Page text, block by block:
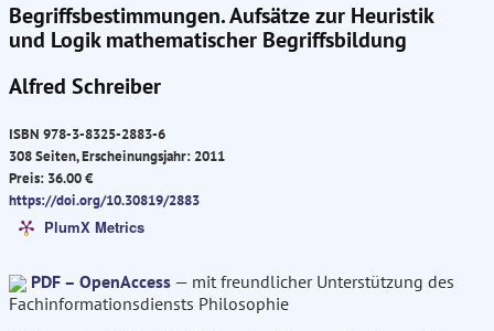
Begriffsbestimmungen. Aufsätze zur Heuristik
und Logik mathematischer Begriffsbildung
Alfred Schreiber
ISBN 978-3-8325-2883-6
308 Seiten, Erscheinungsjahr: 2011
Preis: 36.00 €
https://doi.org/10.30819/2883
PlumX Metrics
PDF – OpenAccess — mit freundlicher Unterstützung des
Fachinformationsdiensts Philosophie